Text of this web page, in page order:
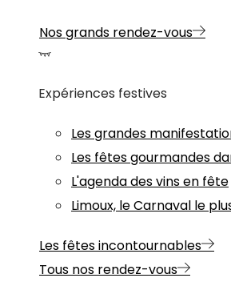
Nos grands rendez-vous
Expériences festives
Les grandes
Les fêtes gourmandes
L'agenda des vins en fête
Limoux, le Carnaval le
Les fêtes incontournables
Tous nos rendez-vous